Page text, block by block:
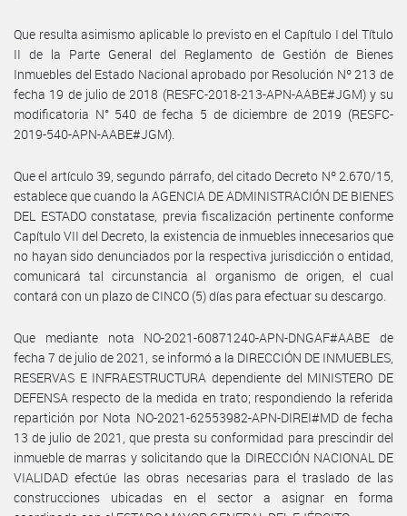
Que resulta asimismo aplicable lo previsto en el Capítulo I del Título
II de la Parte General del Reglamento de Gestión de Bienes
Inmuebles del Estado Nacional aprobado por Resolución Nº 213 de
fecha 19 de julio de 2018 (RESFC-2018-213-APN-AABE#JGM) y su
modificatoria N° 540 de fecha 5 de diciembre de 2019 (RESFC-
2019-540-APN-AABE#JGM).
Que el artículo 39, segundo párrafo, del citado Decreto Nº 2.670/15,
establece que cuando la AGENCIA DE ADMINISTRACIÓN DE BIENES
DEL ESTADO constatase, previa fiscalización pertinente conforme
Capítulo VII del Decreto, la existencia de inmuebles innecesarios que
no hayan sido denunciados por la respectiva jurisdicción o entidad,
comunicará tal circunstancia al organismo de origen, el cual
contará con un plazo de CINCO (5) días para efectuar su descargo.
Que mediante nota NO-2021-60871240-APN-DNGAF#AABE de
fecha 7 de julio de 2021, se informó a la DIRECCIÓN DE INMUEBLES,
RESERVAS E INFRAESTRUCTURA dependiente del MINISTERO DE
DEFENSA respecto de la medida en trato; respondiendo la referida
repartición por Nota NO-2021-62553982-APN-DIREI#MD de fecha
13 de julio de 2021, que presta su conformidad para prescindir del
inmueble de marras y solicitando que la DIRECCIÓN NACIONAL DE
VIALIDAD efectúe las obras necesarias para el traslado de las
construcciones ubicadas en el sector a asignar en forma